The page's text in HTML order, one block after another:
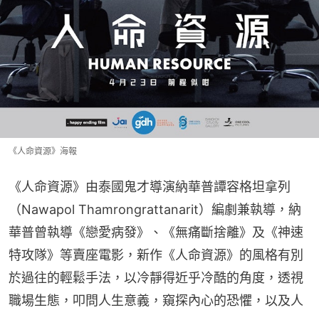
《人命資源》海報
《人命資源》由泰國鬼才導演納華普譚容格坦拿列
（Nawapol Thamrongrattanarit）編劇兼執導，納
華普曾執導《戀愛病發》、《無痛斷捨離》及《神速
特攻隊》等賣座電影，新作《人命資源》的風格有別
於過往的輕鬆手法，以冷靜得近乎冷酷的角度，透視
職場生態，叩問人生意義，窺探內心的恐懼，以及人